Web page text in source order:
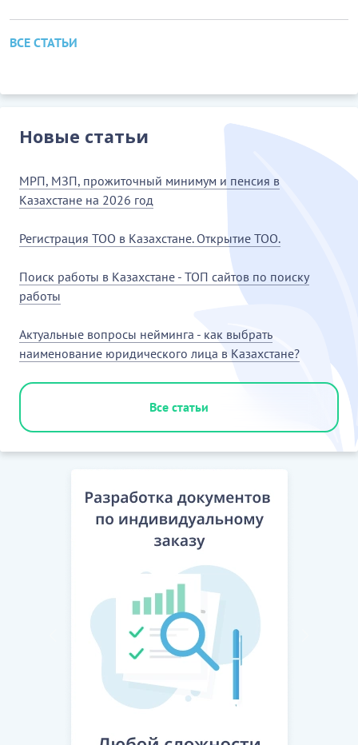
ВСЕ СТАТЬИ
Новые статьи
МРП, МЗП, прожиточный минимум и пенсия в
Казахстане на 2026 год
Регистрация ТОО в Казахстане. Открытие ТОО.
Поиск работы в Казахстане - ТОП сайтов по поиску
работы
Актуальные вопросы нейминга - как выбрать
наименование юридического лица в Казахстане?
Все статьи